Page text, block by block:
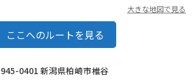
大きな地図で見る
ここへのルートを見る
945-0401 新潟県柏崎市椎谷